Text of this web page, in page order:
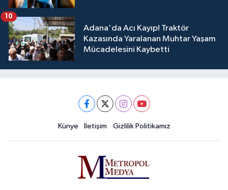
Adana'da Acı Kayıp! Traktör
Kazasında Yaralanan Muhtar Yaşam
Mücadelesini Kaybetti
10
Künye İletişim Gizlilik Politikamız